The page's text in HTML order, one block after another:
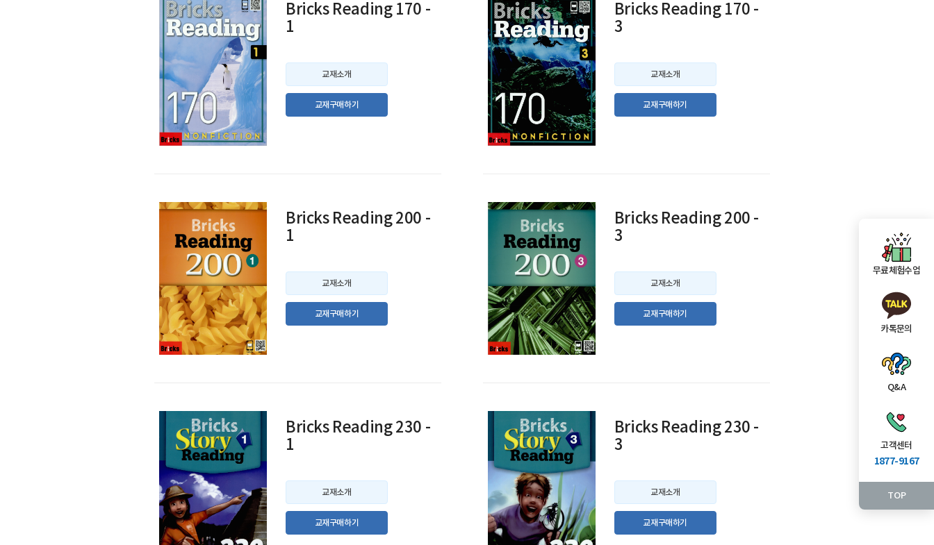
Bricks Reading 170 -
1
교재소개
교재구매하기
Bricks Reading 170 -
3
교재소개
교재구매하기
Bricks Reading 200 -
1
교재소개
교재구매하기
Bricks Reading 200 -
3
교재소개
교재구매하기
Bricks Reading 230 -
1
교재소개
교재구매하기
Bricks Reading 230 -
3
교재소개
교재구매하기
무료체험수업
카톡문의
Q&A
고객센터
1877-9167
TOP